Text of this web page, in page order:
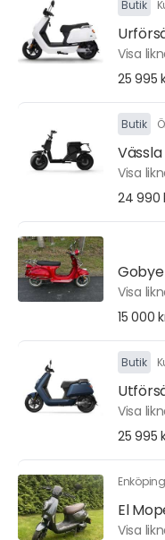
Butik
Visa
25 995
Butik
Visa
24 990
Visa
15 000
Butik
Visa
25 995
Enköping
El
Visa